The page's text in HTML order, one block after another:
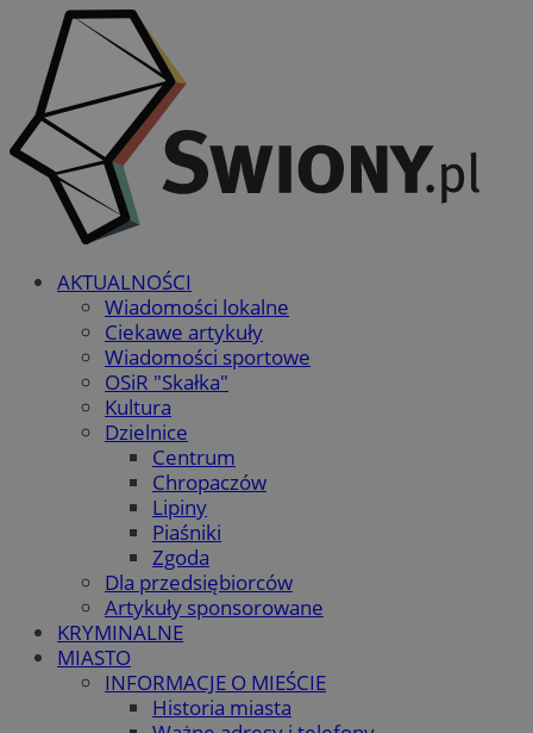
AKTUALNOŚCI
Wiadomości lokalne
Ciekawe artykuły
Wiadomości sportowe
OSiR "Skałka"
Kultura
Dzielnice
Centrum
Chropaczów
Lipiny
Piaśniki
Zgoda
Dla przedsiębiorców
Artykuły sponsorowane
KRYMINALNE
MIASTO
INFORMACJE O MIEŚCIE
Historia miasta